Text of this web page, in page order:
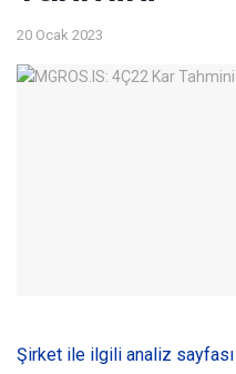
20 Ocak 2023
Şirket ile ilgili analiz sayfası